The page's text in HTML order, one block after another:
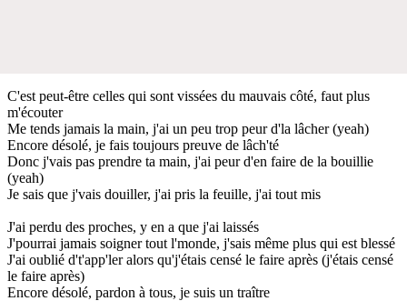
C'est peut-être celles qui sont vissées du mauvais côté, faut plus
m'écouter
Me tends jamais la main, j'ai un peu trop peur d'la lâcher (yeah)
Encore désolé, je fais toujours preuve de lâch'té
Donc j'vais pas prendre ta main, j'ai peur d'en faire de la bouillie
(yeah)
Je sais que j'vais douiller, j'ai pris la feuille, j'ai tout mis
J'ai perdu des proches, y en a que j'ai laissés
J'pourrai jamais soigner tout l'monde, j'sais même plus qui est blessé
J'ai oublié d't'app'ler alors qu'j'étais censé le faire après (j'étais censé
le faire après)
Encore désolé, pardon à tous, je suis un traître